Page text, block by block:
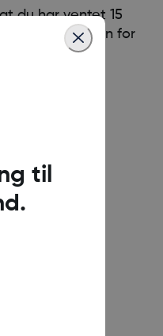
du har ventet 15
for
på
til